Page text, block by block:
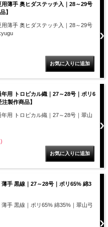
薄手 奥ヒダステッチ入｜28～29号
】
薄手 奥ヒダステッチ入｜28～29号
用 トロピカル織｜27～28号｜ポリ6
製作商品】
用 トロピカル織｜27～28号｜翠山
手 黒線｜27～28号｜ポリ65% 綿3
手 黒線｜ポリ65% 綿35%｜翠山弓